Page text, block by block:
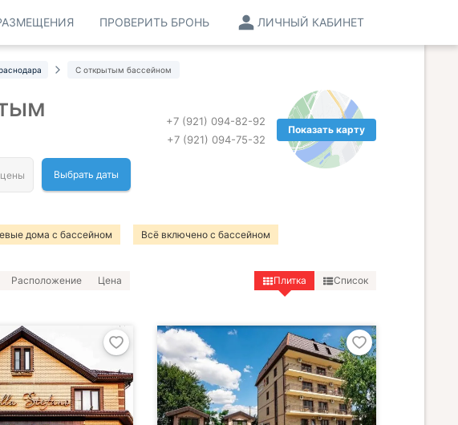
ЛИЧНЫЙ КАБИНЕТ
ПРОВЕРИТЬ БРОНЬ
С открытым бассейном
Показать карту
+7 (921) 094-82-92
+7 (921) 094-75-32
Выбрать даты
дома с бассейном Всё включено с бассейном
Расположение Цена Плитка Список